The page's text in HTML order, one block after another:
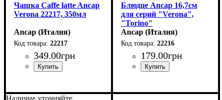
Чашка Caffe latte Ancap
Verona 22217, 350мл
Ancap (Италия)
22217
349.00грн
Блюдце Ancap 16,7см
для серий "Verona",
"Torino"
Ancap (Италия)
22216
179.00грн
Наличие уточняйте